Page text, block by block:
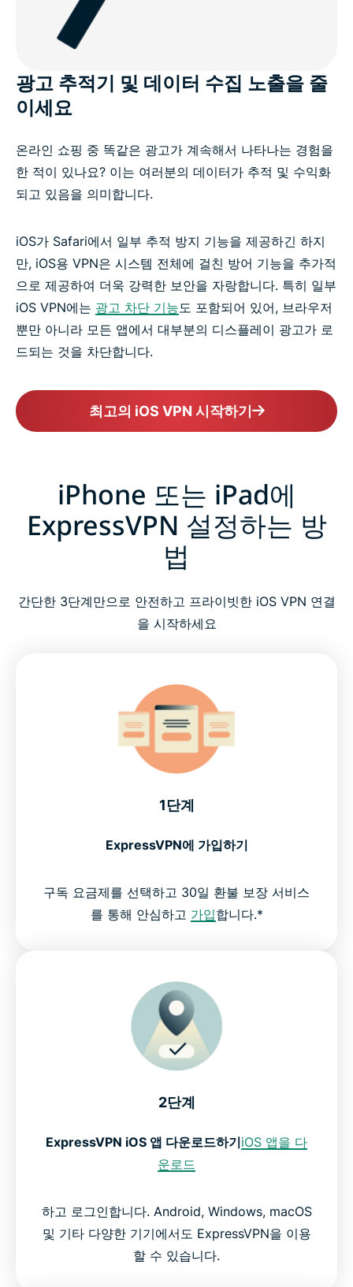
광고 추적기 및 데이터 수집 노출을 줄
이세요
온라인 쇼핑 중 똑같은 광고가 계속해서 나타나는 경험을
한 적이 있나요? 이는 여러분의 데이터가 추적 및 수익화
되고 있음을 의미합니다.
iOS가 Safari에서 일부 추적 방지 기능을 제공하긴 하지
만, iOS용 VPN은 시스템 전체에 걸친 방어 기능을 추가적
으로 제공하여 더욱 강력한 보안을 자랑합니다. 특히 일부
iOS VPN에는 광고 차단 기능도 포함되어 있어, 브라우저
뿐만 아니라 모든 앱에서 대부분의 디스플레이 광고가 로
드되는 것을 차단합니다.
최고의 iOS VPN 시작하기
iPhone 또는 iPad에
ExpressVPN 설정하는 방
법
간단한 3단계만으로 안전하고 프라이빗한 iOS VPN 연결
을 시작하세요
1단계
ExpressVPN에 가입하기
구독 요금제를 선택하고 30일 환불 보장 서비스
를 통해 안심하고 가입합니다.*
2단계
ExpressVPN iOS 앱 다운로드하기iOS 앱을 다
운로드
하고 로그인합니다. Android, Windows, macOS
및 기타 다양한 기기에서도 ExpressVPN을 이용
할 수 있습니다.